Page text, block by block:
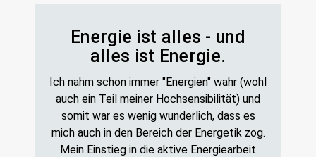
Energie ist alles - und
alles ist Energie.
Ich nahm schon immer "Energien" wahr (wohl
auch ein Teil meiner Hochsensibilität) und
somit war es wenig wunderlich, dass es
mich auch in den Bereich der Energetik zog.
Mein Einstieg in die aktive Energiearbeit